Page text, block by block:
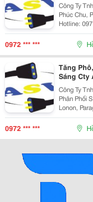
Công Ty Tnhh
Phúc Chu, P15,
Hotline: 097
Http://
0972 *** ***
Tăng
Sáng Cty
Công Ty
Phân Phối
Lonon,
Phối Đèn
Sano,
0972 *** ***